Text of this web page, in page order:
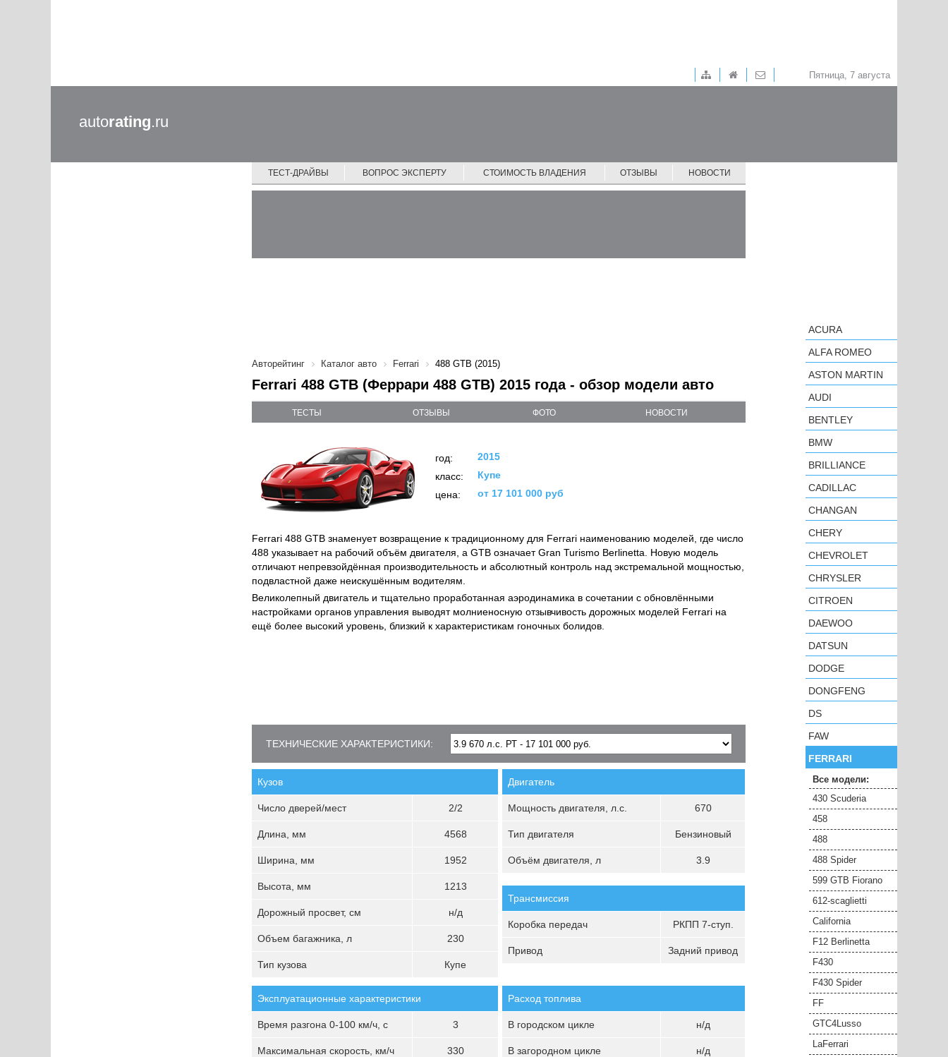
Пятница, 7 августа
autorating.ru
ТЕСТ-ДРАЙВЫ ВОПРОС ЭКСПЕРТУ СТОИМОСТЬ ВЛАДЕНИЯ ОТЗЫВЫ НОВОСТИ
Авторейтинг Каталог авто Ferrari 488 GTB (2015)
Ferrari 488 GTB (Феррари 488 GTB) 2015 года - обзор модели авто
ТЕСТЫ ОТЗЫВЫ ФОТО НОВОСТИ
год:
2015
класс:
Купе
цена:
от 17 101 000 руб
Ferrari 488 GTB знаменует возвращение к традиционному для Ferrari наименованию моделей, где число
488 указывает на рабочий объём двигателя, а GTB означает Gran Turismo Berlinetta. Новую модель
отличают непревзойдённая производительность и абсолютный контроль над экстремальной мощностью,
подвластной даже неискушённым водителям.
Великолепный двигатель и тщательно проработанная аэродинамика в сочетании с обновлёнными
настройками органов управления выводят молниеносную отзывчивость дорожных моделей Ferrari на
ещё более высокий уровень, близкий к характеристикам гоночных болидов.
ТЕХНИЧЕСКИЕ ХАРАКТЕРИСТИКИ:
Кузов
Число дверей/мест 2/2
Длина, мм 4568
Ширина, мм 1952
Высота, мм 1213
Дорожный просвет, см н/д
Объем багажника, л 230
Тип кузова Купе
Двигатель
Мощность двигателя, л.с. 670
Тип двигателя Бензиновый
Объём двигателя, л 3.9
Трансмиссия
Коробка передач РКПП 7-ступ.
Привод Задний привод
Эксплуатационные характеристики
Время разгона 0-100 км/ч, с 3
Максимальная скорость, км/ч 330
Расход топлива
В городском цикле н/д
В загородном цикле н/д
ACURA
ALFA ROMEO
ASTON MARTIN
AUDI
BENTLEY
BMW
BRILLIANCE
CADILLAC
CHANGAN
CHERY
CHEVROLET
CHRYSLER
CITROEN
DAEWOO
DATSUN
DODGE
DONGFENG
DS
FAW
FERRARI
Все модели:
430 Scuderia
458
488
488 Spider
599 GTB Fiorano
612-scaglietti
California
F12 Berlinetta
F430
F430 Spider
FF
GTC4Lusso
LaFerrari